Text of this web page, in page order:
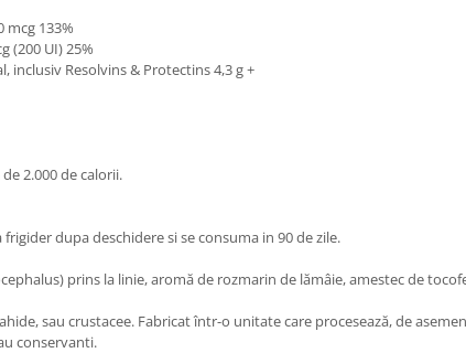
mcg 133%
(200 UI) 25%
inclusiv Resolvins & Protectins 4,3 g +
2.000 de calorii.
dupa deschidere si se consuma in 90 de zile.
prins la linie, aromă de rozmarin de lămâie, amestec de
sau crustacee. Fabricat într-o unitate care procesează, de
conservanti.